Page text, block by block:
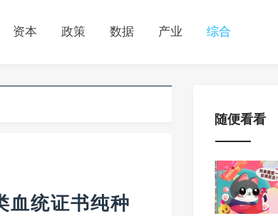
资本 政策 数据 产业 综合
血统证书纯种
随便看看